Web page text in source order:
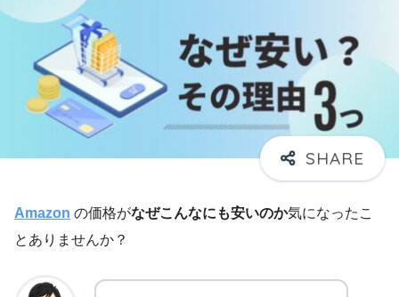
Amazon の価格がなぜこんなにも安いのか気になったこ
とありませんか？